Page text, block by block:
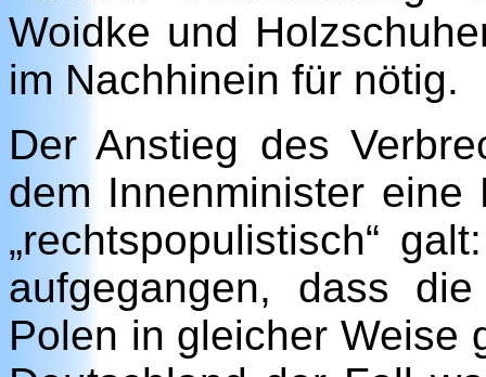
Woidke und
im Nachhinein für nötig.
Der Anstieg des
dem Innenminister
„rechtspopulistisch“
aufgegangen, dass
Polen in gleicher Weise